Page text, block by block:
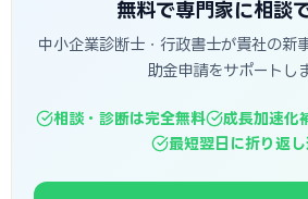
無料で専門家に相談
中小企業診断士・行政書士が貴社の新
助金申請をサポートしま
相談・診断は完全無料
成長加速化
最短翌日に折り返